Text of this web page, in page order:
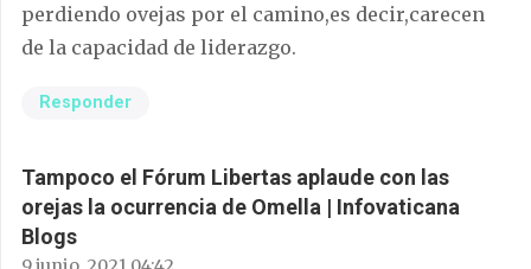
perdiendo ovejas por el camino,es decir,carecen
de la capacidad de liderazgo.
Responder
Tampoco el Fórum Libertas aplaude con las
orejas la ocurrencia de Omella | Infovaticana
Blogs